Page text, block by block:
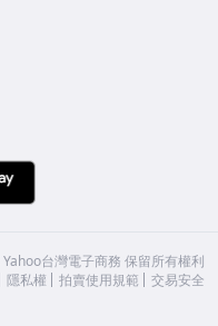
Yahoo台灣電子商務 保留所有權利
隱私權 拍賣使用規範 交易安全